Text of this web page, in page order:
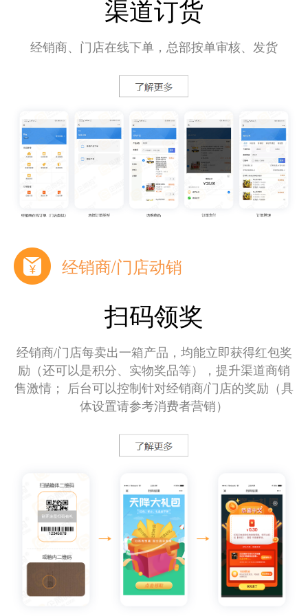
渠道订货
经销商、门店在线下单，总部按单审核、发货
经销商/门店动销
扫码领奖
经销商/门店每卖出一箱产品，均能立即获得红包奖
励（还可以是积分、实物奖品等），提升渠道商销
售激情； 后台可以控制针对经销商/门店的奖励（具
体设置请参考消费者营销）